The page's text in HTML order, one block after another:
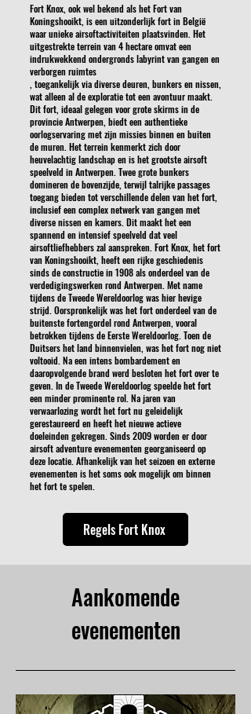
Fort Knox, ook wel bekend als het Fort van
Koningshooikt, is een uitzonderlijk fort in België
waar unieke airsoftactiviteiten plaatsvinden. Het
uitgestrekte terrein van 4 hectare omvat een
indrukwekkend ondergronds labyrint van gangen en
verborgen ruimtes
, toegankelijk via diverse deuren, bunkers en nissen,
wat alleen al de exploratie tot een avontuur maakt.
Dit fort, ideaal gelegen voor grote skirms in de
provincie Antwerpen, biedt een authentieke
oorlogservaring met zijn missies binnen en buiten
de muren. Het terrein kenmerkt zich door
heuvelachtig landschap en is het grootste airsoft
speelveld in Antwerpen. Twee grote bunkers
domineren de bovenzijde, terwijl talrijke passages
toegang bieden tot verschillende delen van het fort,
inclusief een complex netwerk van gangen met
diverse nissen en kamers. Dit maakt het een
spannend en intensief speelveld dat veel
airsoftliefhebbers zal aanspreken. Fort Knox, het fort
van Koningshooikt, heeft een rijke geschiedenis
sinds de constructie in 1908 als onderdeel van de
verdedigingswerken rond Antwerpen. Met name
tijdens de Tweede Wereldoorlog was hier hevige
strijd. Oorspronkelijk was het fort onderdeel van de
buitenste fortengordel rond Antwerpen, vooral
betrokken tijdens de Eerste Wereldoorlog. Toen de
Duitsers het land binnenvielen, was het fort nog niet
voltooid. Na een intens bombardement en
daaropvolgende brand werd besloten het fort over te
geven. In de Tweede Wereldoorlog speelde het fort
een minder prominente rol. Na jaren van
verwaarlozing wordt het fort nu geleidelijk
gerestaureerd en heeft het nieuwe actieve
doeleinden gekregen. Sinds 2009 worden er door
airsoft adventure evenementen georganiseerd op
deze locatie. Afhankelijk van het seizoen en externe
evenementen is het soms ook mogelijk om binnen
het fort te spelen.
Regels Fort Knox
Aankomende
evenementen